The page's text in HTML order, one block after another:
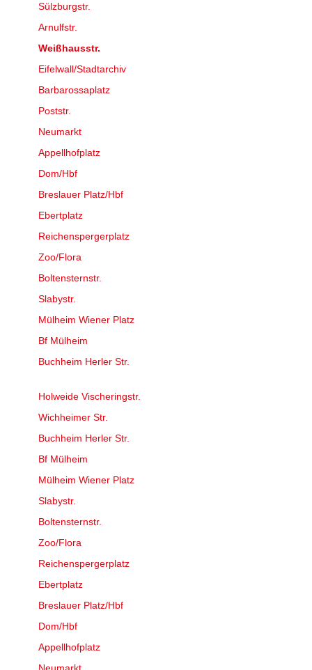
Sülzburgstr.
Arnulfstr.
Weißhausstr.
Eifelwall/Stadtarchiv
Barbarossaplatz
Poststr.
Neumarkt
Appellhofplatz
Dom/Hbf
Breslauer Platz/Hbf
Ebertplatz
Reichenspergerplatz
Zoo/Flora
Boltensternstr.
Slabystr.
Mülheim Wiener Platz
Bf Mülheim
Buchheim Herler Str.
Holweide Vischeringstr.
Wichheimer Str.
Buchheim Herler Str.
Bf Mülheim
Mülheim Wiener Platz
Slabystr.
Boltensternstr.
Zoo/Flora
Reichenspergerplatz
Ebertplatz
Breslauer Platz/Hbf
Dom/Hbf
Appellhofplatz